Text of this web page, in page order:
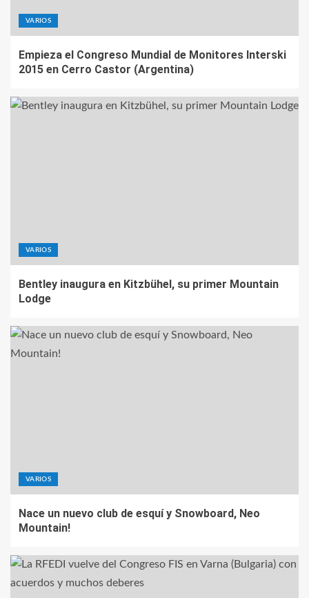
VARIOS
Empieza el Congreso Mundial de Monitores Interski
2015 en Cerro Castor (Argentina)
VARIOS
Bentley inaugura en Kitzbühel, su primer Mountain
Lodge
VARIOS
Nace un nuevo club de esquí y Snowboard, Neo
Mountain!